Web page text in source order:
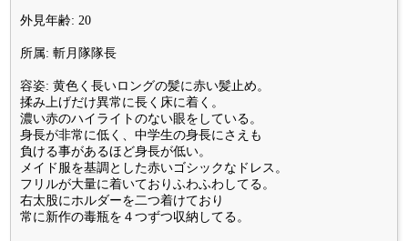
外見年齢: 20
所属: 斬月隊隊長
容姿: 黄色く長いロングの髪に赤い髪止め。
揉み上げだけ異常に長く床に着く。
濃い赤のハイライトのない眼をしている。
身長が非常に低く、中学生の身長にさえも
負ける事があるほど身長が低い。
メイド服を基調とした赤いゴシックなドレス。
フリルが大量に着いておりふわふわしてる。
右太股にホルダーを二つ着けており
常に新作の毒瓶を４つずつ収納してる。